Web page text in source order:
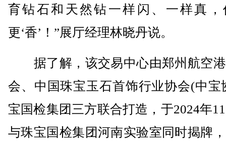
育钻石和天然钻一样闪、一样真，
更‘香’！”展厅经理林晓丹说。
据了解，该交易中心由郑州航空
会、中国珠宝玉石首饰行业协会(中宝
宝国检集团三方联合打造，于2024年
与珠宝国检集团河南实验室同时揭牌